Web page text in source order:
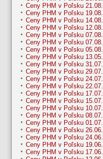
Ceny PHM v Poľsku 21.08.
Ceny PHM v Poľsku 19.08.
Ceny PHM v Poľsku 14.08.
Ceny PHM v Poľsku 12.08.
Ceny PHM v Poľsku 07.08.
Ceny PHM v Poľsku 07.08.
Ceny PHM v Poľsku 05.08.
Ceny PHM v Poľsku 13.05.
Ceny PHM v Poľsku 31.07.
Ceny PHM v Poľsku 29.07.
Ceny PHM v Poľsku 24.07.
Ceny PHM v Poľsku 22.07.
Ceny PHM v Poľsku 17.07.
Ceny PHM v Poľsku 15.07.
Ceny PHM v Poľsku 10.07.
Ceny PHM v Poľsku 08.07.
Ceny PHM v Poľsku 01.07.
Ceny PHM v Poľsku 26.06.
Ceny PHM v Poľsku 24.06.
Ceny PHM v Poľsku 19.06.
Ceny PHM v Poľsku 17.06.